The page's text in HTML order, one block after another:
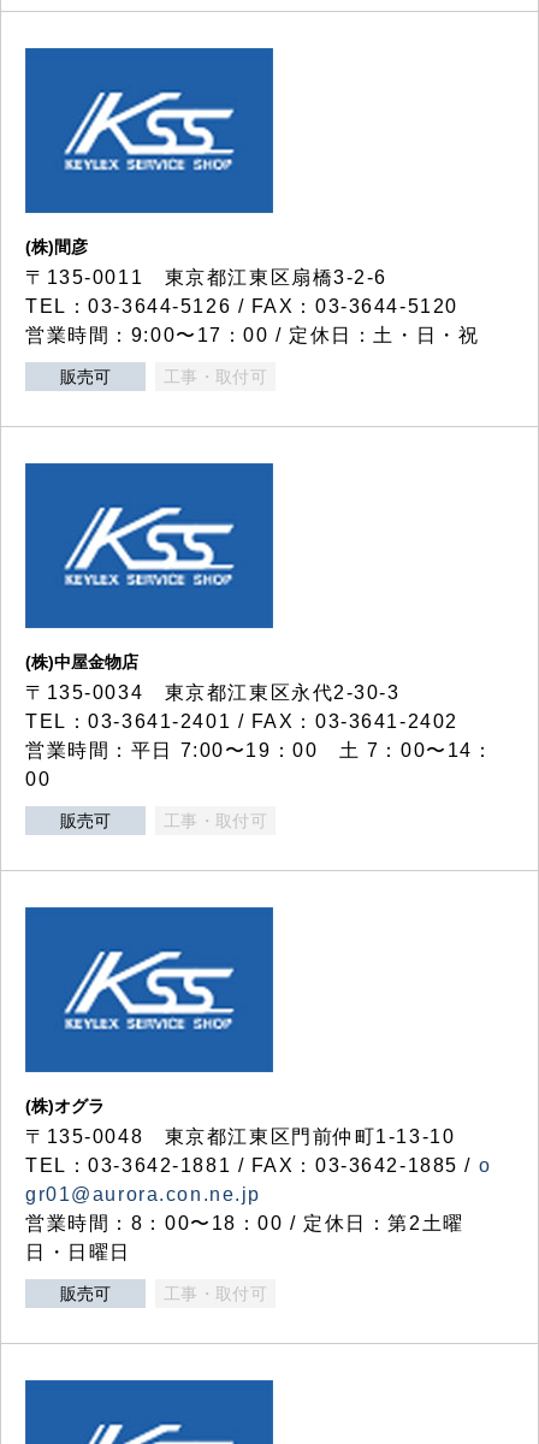
(株)間彦
〒135-0011 東京都江東区扇橋3-2-6
TEL：03-3644-5126 / FAX：03-3644-5120
営業時間：9:00〜17：00 / 定休日：土・日・祝
販売可 工事・取付可
(株)中屋金物店
〒135-0034 東京都江東区永代2-30-3
TEL：03-3641-2401 / FAX：03-3641-2402
営業時間：平日 7:00〜19：00 土 7：00〜14：
00
販売可 工事・取付可
(株)オグラ
〒135-0048 東京都江東区門前仲町1-13-10
TEL：03-3642-1881 / FAX：03-3642-1885 / o
gr01@aurora.con.ne.jp
営業時間：8：00〜18：00 / 定休日：第2土曜
日・日曜日
販売可 工事・取付可